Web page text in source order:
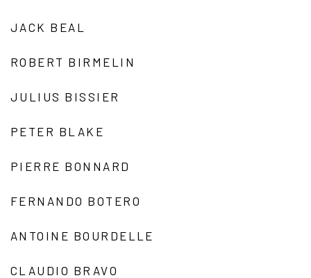
JACK BEAL
ROBERT BIRMELIN
JULIUS BISSIER
PETER BLAKE
PIERRE BONNARD
FERNANDO BOTERO
ANTOINE BOURDELLE
CLAUDIO BRAVO